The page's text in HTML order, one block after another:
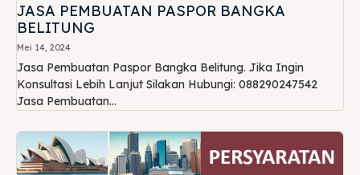
JASA PEMBUATAN PASPOR BANGKA
BELITUNG
Mei 14, 2024
Jasa Pembuatan Paspor Bangka Belitung. Jika Ingin
Konsultasi Lebih Lanjut Silakan Hubungi: 088290247542
Jasa Pembuatan...